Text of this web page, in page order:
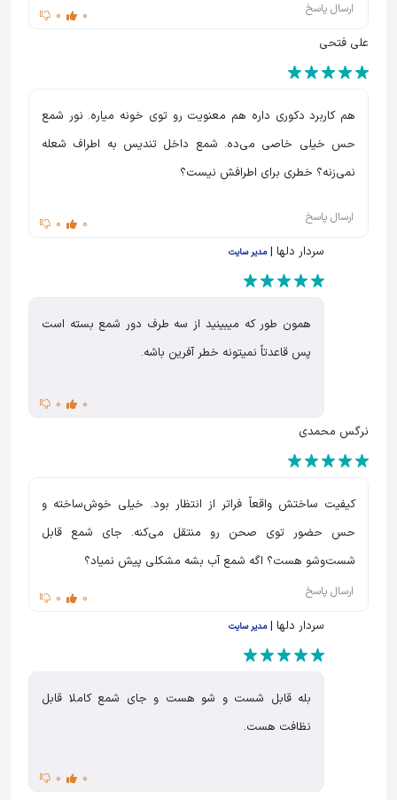
0
0 ارسال پاسخ
علی فتحی
هم کاربرد دکوری داره هم معنویت رو توی خونه میاره. نور شمع
حس خیلی خاصی می‌ده. شمع داخل تندیس به اطراف شعله
نمی‌زنه؟ خطری برای اطرافش نیست؟
0
0 ارسال پاسخ
سردار دلها |مدیر سایت
همون طور که میبینید از سه طرف دور شمع بسته است
پس قاعدتاً نمیتونه خطر آفرین باشه.
0
0
نرگس محمدی
کیفیت ساختش واقعاً فراتر از انتظار بود. خیلی خوش‌ساخته و
حس حضور توی صحن رو منتقل می‌کنه. جای شمع قابل
شست‌وشو هست؟ اگه شمع آب بشه مشکلی پیش نمیاد؟
0
0 ارسال پاسخ
سردار دلها |مدیر سایت
بله قابل شست و شو هست و جای شمع کاملا قابل
نظافت هست.
0
0